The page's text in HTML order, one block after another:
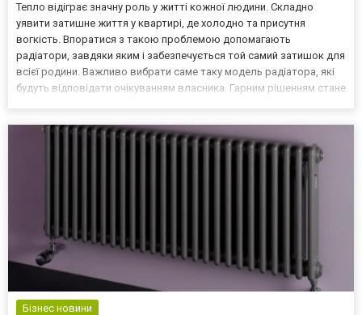
Тепло відіграє значну роль у житті кожної людини. Складно
уявити затишне життя у квартирі, де холодно та присутня
вогкість. Впоратися з такою проблемою допомагають
радіатори, завдяки яким і забезпечується той самий затишок для
всієї родини. Важливо вибрати саме таку модель радіатора, які
будуть відповідати очікуванням власника. Гарним рішенням стане
Бізнес новини